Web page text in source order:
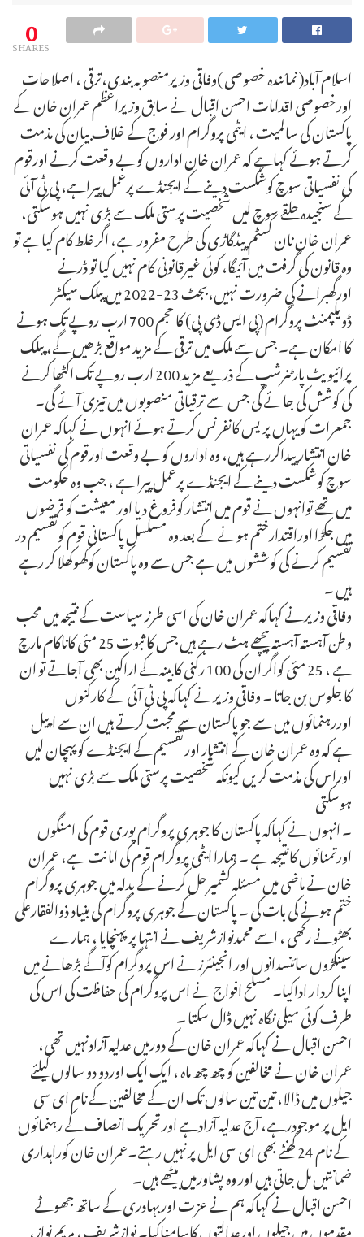
0
SHARES
اسلام آباد( نمائندہ خصوصی )وفاقی وزیرمنصوبہ بندی،ترقی ، اصلاحات
اورخصوصی اقدامات احسن اقبال نے سابق وزیراعظم عمران خان کے
پاکستان کی سالمیت ، ایٹمی پروگرام اور فوج کے خلاف بیان کی مذمت
کرتے ہوئے کہاہے کہ عمران خان اداروں کو بے وقعت کرنے اورقوم
کی نفسیاتی سوچ کوشکست دینے کے ایجنڈے پرعمل پیراہے، پی ٹی آئی
کے سنجیدہ حلقے سوچ لیں شخصیت پرستی ملک سے بڑی نہیں ہوسکتی،
عمران خان نان کسٹم پیڈگاڑی کی طرح مفرور ہے، اگر غلط کام کیاہے تو
وہ قانون کی گرفت میں آئیگا، کوئی غیرقانونی کام نہیں کیا تو ڈرنے
اورگھبرانے کی ضرورت نہیں،بجٹ 23-2022 میں پبلک سیکٹر
ڈویلپمنٹ پروگرام (پی ایس ڈی پی) کا حجم 700 ارب روپے تک ہونے
کا امکان ہے۔ جس سے ملک میں ترقی کے مزید مواقع بڑھیں گے، پبلک
پرائیویٹ پارٹنرشپ کے ذریعے مزید 200 ارب روپے تک اکٹھا کرنے
کی کوشش کی جائے گی جس سے ترقیاتی منصوبوں میں تیزی آئے گی۔
جمعرات کویہاں پریس کانفرنس کرتے ہوئے انہوں نے کہاکہ عمران
خان انتشار پیداکررہے ہیں، وہ اداروں کو بے وقعت اورقوم کی نفسیاتی
سوچ کوشکست دینے کے ایجنڈے پرعمل پیرا ہے ، جب وہ حکومت
میں تھے توانہوں نے قوم میں انتشار کوفروغ دیا اور معیشت کو قرضوں
میں جکڑا اوراقتدارختم ہونے کے بعد وہ مسلسل پاکستانی قوم کوتقسیم در
تقسیم کرنے کی کوششوں میں ہے جس سے وہ پاکستان کوکھوکھلا کر رہے
ہیں ۔
وفاقی وزیرنے کہاکہ عمران خان کی اسی طرز سیاست کے نتیجہ میں محب
وطن آہستہ آہستہ پیچھے ہٹ رہے ہیں جس کا ثبوت 25 مئی کاناکام مارچ
ہے ، 25 مئی کواگر ان کی 100 رکنی کابینہ کے اراکین بھی آجاتے تو ان
کا جلوس بن جاتا ۔ وفاقی وزیرنے کہاکہ پی ٹی آئی کے کارکنوں
اوررہنمائوں میں سے جو پاکستان سے محبت کرتے ہیں ان سے اپیل
ہے کہ وہ عمران خان کے انتشار اورتقسیم کے ایجنڈے کوپہچان لیں
اوراس کی مذمت کریں کیونکہ شخصیت پرستی ملک سے بڑی نہیں
ہوسکتی
۔ انہوں نے کہاکہ پاکستان کا جوہری پروگرام پوری قوم کی امنگوں
اورتمنائوں کانتیجہ ہے ۔ ہمارا ایٹمی پروگرام قوم کی امانت ہے، عمران
خان نے ماضی میں مسئلہ کشمیرحل کرنے کے بدلہ میں جوہری پروگرام
ختم ہونے کی بات کی ۔ پاکستان کے جوہری پروگرام کی بنیاد ذوالفقارعلی
بھٹونے رکھی ، اسے محمدنوازشریف نے انتہا پر پہنچایا ، ہمارے
سینکڑوں سائنسدانوں اور انجینئرز نے اس پروگرام کوآگے بڑھانے میں
اپنا کردا ر اداکیا۔ مسلح افواج نے اس پروگرام کی حفاظت کی اس کی
طرف کوئی میلی نگاہ نہیں ڈال سکتا ۔
احسن اقبال نے کہاکہ عمران خان کے دورمیں عدلیہ آزادنہیں تھی،
عمران خان نے مخالفین کو چھ چھ ماہ ، ایک ایک اوردو دو سالوں کیلئے
جیلوں میں ڈالا، تین تین سالوں تک ان کے مخالفین کے نام ای سی
ایل پر موجودرہے، آج عدلیہ آزادہے اورتحریک انصاف کے رہنمائوں
کے نام 24 گھنٹے بھی ای سی ایل پرنہیں رہتے۔عمران خان کوراہداری
ضمانتیں مل جاتی ہیں اور وہ پشاورمیں بیٹھے ہیں۔
احسن اقبال نے کہاکہ ہم نے عزت اوربہادری کے ساتھ جھوٹے
مقدموں میں جیلوں اورعدالتوں کاسامناکیا۔ نوازشریف ، مریم نواز،